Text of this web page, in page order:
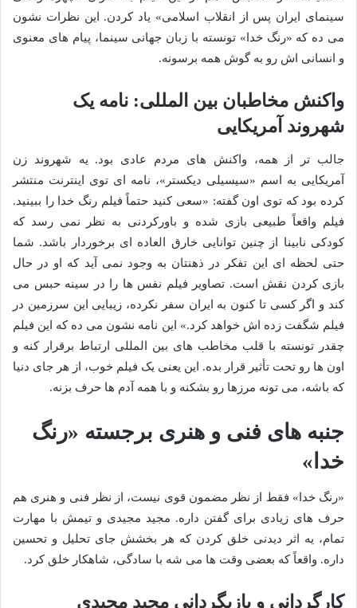
سینمای ایران پس از انقلاب اسلامی» یاد کردن. این نظرات نشون
می ده که «رنگ خدا» تونسته با زبان جهانی سینما، پیام های معنوی
و انسانی اش رو به گوش همه برسونه.
واکنش مخاطبان بین المللی: نامه یک
شهروند آمریکایی
جالب تر از همه، واکنش های مردم عادی بود. یه شهروند زن
آمریکایی به اسم «سیسیلی دیکستر»، نامه ای توی اینترنت منتشر
کرده بود که توی اون گفته: «سعی کنید حتماً فیلم رنگ خدا را ببینید.
فیلم واقعاً طبیعی بازی شده و باورکردنی به نظر نمی رسد که
کودکی نابینا از چنین توانایی خارق العاده ای برخوردار باشد. شما
حتی لحظه ای این تفکر در ذهنتان به وجود نمی آید که او در حال
بازی کردن نقش است. تصاویر فیلم نفس ها را در سینه حبس می
کند و اگر کسی تا کنون به ایران سفر نکرده، زیبایی این سرزمین در
فیلم شگفت زده اش خواهد کرد.» این نامه نشون می ده که این فیلم
چقدر تونسته با قلب مخاطب های بین المللی ارتباط برقرار کنه و
اون ها رو تحت تأثیر قرار بده. این یعنی یک فیلم خوب، از هر جای دنیا
که باشه، می تونه مرزها رو بشکنه و با همه آدم ها حرف بزنه.
جنبه های فنی و هنری برجسته «رنگ
خدا»
«رنگ خدا» فقط از نظر مضمون قوی نیست، از نظر فنی و هنری هم
حرف های زیادی برای گفتن داره. مجید مجیدی و تیمش با مهارت
تمام، یه اثر دیدنی خلق کردن که هر بخشش جای تحلیل و تحسین
داره. واقعاً که بعضی وقت ها می شه با سادگی، شاهکار خلق کرد.
کارگردانی و بازیگردانی مجید مجیدی